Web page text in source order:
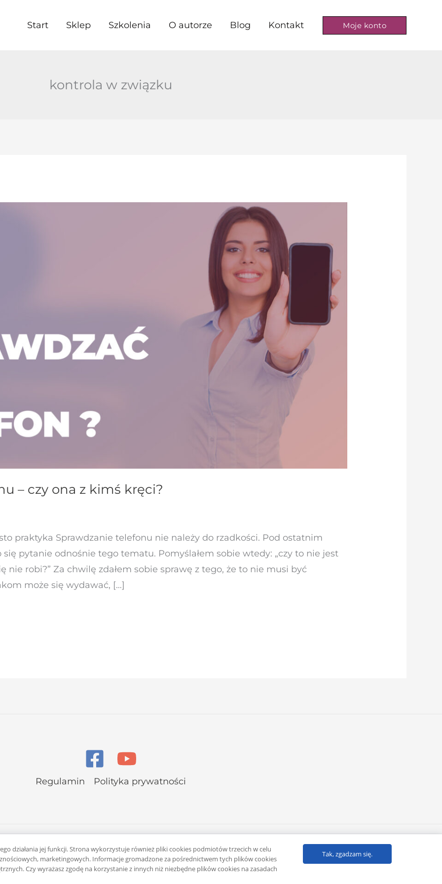
Start Sklep Szkolenia O autorze Blog Kontakt Moje konto
kontrola w związku
– czy ona z kimś kręci?
praktyka Sprawdzanie telefonu nie należy do rzadkości. Pod ostatnim
pytanie odnośnie tego tematu. Pomyślałem sobie wtedy: „czy to nie jest
nie robi?” Za chwilę zdałem sobie sprawę z tego, że to nie musi być
może się wydawać, […]
Regulamin Polityka prywatności
Powered byKlub eMarketera
działania jej funkcji. Strona wykorzystuje również pliki cookies podmiotów trzecich w celu
marketingowych. Informacje gromadzone za pośrednictwem tych plików cookies
Czy wyrażasz zgodę na korzystanie z innych niż niezbędne plików cookies na zasadach
Tak, zgadzam się.